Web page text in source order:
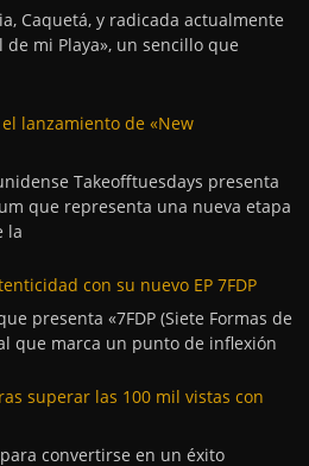
Caquetá, y radicada actualmente
mi Playa», un sencillo que
lanzamiento de «New
Takeofftuesdays presenta
que representa una nueva etapa
la
con su nuevo EP 7FDP
presenta «7FDP (Siete Formas de
que marca un punto de inflexión
superar las 100 mil vistas con
convertirse en un éxito